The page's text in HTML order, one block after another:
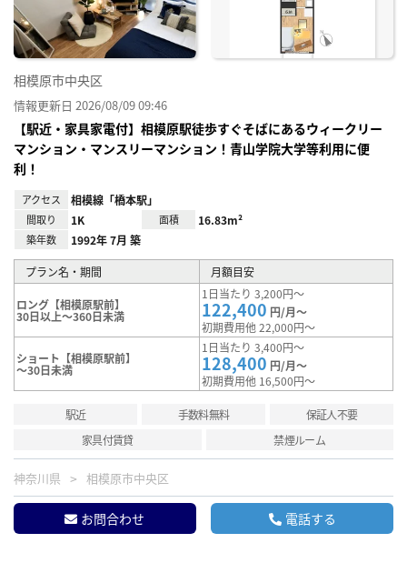
相模原市中央区
情報更新日 2026/08/09 09:46
【駅近・家具家電付】相模原駅徒歩すぐそばにあるウィークリー
マンション・マンスリーマンション！青山学院大学等利用に便
利！
アクセス 相模線「橋本駅」
間取り 1K 面積 16.83m²
築年数 1992年 7月 築
プラン名・期間 月額目安
ロング【相模原駅前】
30日以上～360日未満
1日当たり 3,200円～
122,400 円/月～
初期費用他 22,000円～
ショート【相模原駅前】
～30日未満
1日当たり 3,400円～
128,400 円/月～
初期費用他 16,500円～
駅近 手数料無料
保証人不要
家具付賃貸
禁煙ルーム
神奈川県 相模原市中央区
お問合わせ 電話する